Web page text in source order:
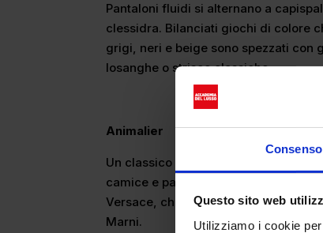
Consenso
Questo sito web
Utilizziamo i cookie
Pantaloni fluidi si alternano a
clessidra. Bilanciati giochi di colore
grigi, neri e beige sono spezzati con
losanghe o strisce classiche.
Animalier
Un classico senza tempo che torna a
camice e pantaloni si
Versace, che ne ha fatto anche un
Marni.